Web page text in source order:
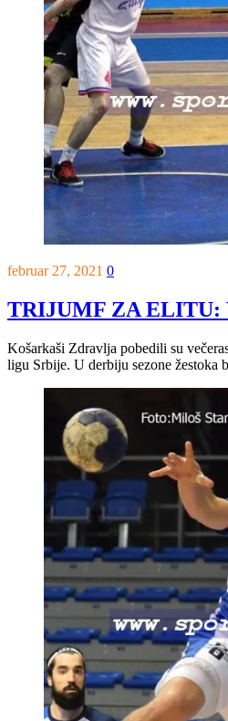
februar 27, 2021 0
TRIJUMF ZA ELITU:
Košarkaši Zdravlja pobedili su
ligu Srbije. U derbiju sezone žestoka